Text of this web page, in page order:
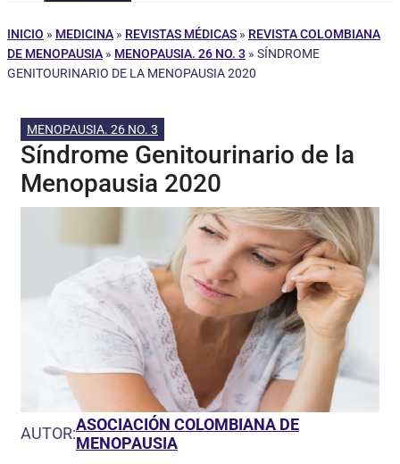
INICIO » MEDICINA » REVISTAS MÉDICAS » REVISTA COLOMBIANA
DE MENOPAUSIA » MENOPAUSIA. 26 NO. 3 » SÍNDROME
GENITOURINARIO DE LA MENOPAUSIA 2020
MENOPAUSIA. 26 NO. 3
Síndrome Genitourinario de la
Menopausia 2020
AUTOR:ASOCIACIÓN COLOMBIANA DE
MENOPAUSIA